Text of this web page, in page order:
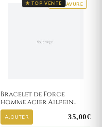
GRAVURE
★ TOP VENTE
Bracelet de Force
homme acier Ailpein
Gulglielmo marron
AJOUTER 35,00€